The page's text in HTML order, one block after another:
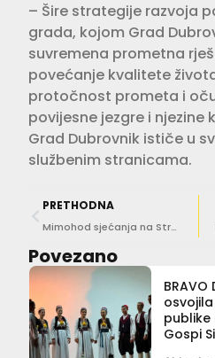
– Šire strategije razvoja
grada, kojom Grad
suvremena prometna
povećanje kvalitete
protočnost prometa i
povijesne jezgre i njezine
Grad Dubrovnik ističe u
službenim stranicama.
PRETHODNA
Mimohod sjećanja na Stradunu povodom 31. godišnjice genocida u Srebrenici
Povezano
publike
Gospi